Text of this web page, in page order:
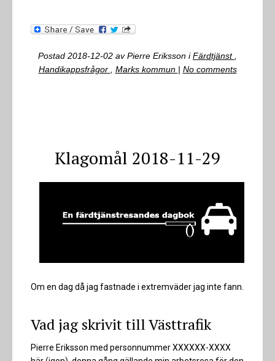
Postad 2018-12-02 avPierre Eriksson iFärdtjänst
Handikappsfrågor
Marks kommun | No comments
Klagomål 2018-11-29
Om en dag då jag fastnade i extremväder jag inte fann.
Vad jag skrivit till Västtrafik
Pierre Eriksson med personnummer XXXXXX-XXXX